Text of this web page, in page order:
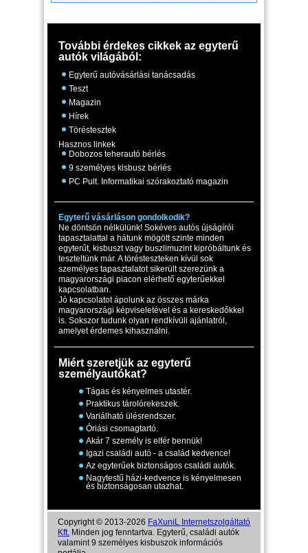
További érdekes cikkek az egyterű
autók világából:
Egyterű autóvásárlási tanácsadás
Teszt
Magazin
Hírek
Töréstesztek
Hasznos linkek
Dobozos teherautó bérlés
9 személyes kisbusz bérlés
PC Pult. Informatikai szórakoztató magazin
Egyterű vásárláson gondolkodik?
Ne döntsön nélkülünk! Sokéves autós újságírói
tapasztalattal a hátunk mögött szinte minden
egyterűt, kisbuszt vagy buszlimuzint kipróbáltunk és
teszteltünk már. A törésteszteken kívül sok
személyes tapasztalatot sikerült szerezünk a
magyarországi piacon elérhető egyterűekkel
kapcsolatban.
Jó kapcsolatot ápolunk az összes márka
magyarországi képviseletével és a kereskedőkkel
is. Sokszor tudunk olyan rendkívüli ajánlatról,
amelyet érdemes kihasználni.
Miért szeretjük az egyterű
személyautókat?
Tágas és kényelmes utastér.
Praktikus tárolórekeszek.
Variálható ülésrendszer.
Óriási csomagtartó.
Akár 7 személy is elfér bennük!
Igazi családi autó - a család kedvence!
Az egyterűek biztonságos családi autók.
Nagytestű házi-kedvence is kényelmesen
és biztonságosan utazhat.
Copyright © 2013-2026 FaXuniL Internetszolgáltató
Kft. Minden jog fenntartva. Egyterű, családi autók
valamint 9 személyes kisbuszok információs